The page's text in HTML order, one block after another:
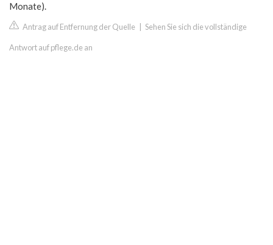
Monate).
Antrag auf Entfernung der Quelle Sehen Sie sich die vollständige
Antwort auf pflege.de an